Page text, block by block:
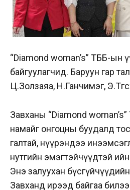
“Diamond woman’s” ТББ-ын
байгуулагчид. Баруун гар
Ц.Золзаяа, Н.Ганчимэг,
Завханы “Diamond
намайг онгоцны буудалд
галтай, нүүрэндээ
нутгийн эмэгтэйчүүдтэй
Энэ залуухан
Завханд ирээд байгаа